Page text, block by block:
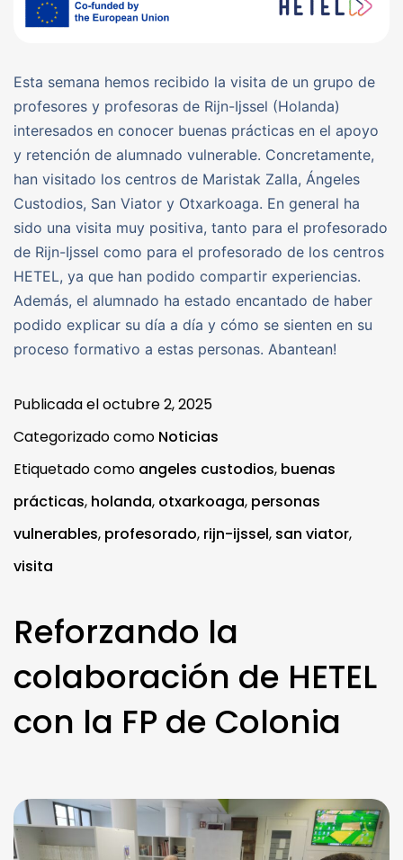
Esta semana hemos recibido la visita de un grupo de
profesores y profesoras de Rijn-Ijssel (Holanda)
interesados en conocer buenas prácticas en el apoyo
y retención de alumnado vulnerable. Concretamente,
han visitado los centros de Maristak Zalla, Ángeles
Custodios, San Viator y Otxarkoaga. En general ha
sido una visita muy positiva, tanto para el profesorado
de Rijn-Ijssel como para el profesorado de los centros
HETEL, ya que han podido compartir experiencias.
Además, el alumnado ha estado encantado de haber
podido explicar su día a día y cómo se sienten en su
proceso formativo a estas personas. Abantean!
Publicada eloctubre 2, 2025
Categorizado como Noticias
Etiquetado como angeles custodios, buenas
prácticas, holanda, otxarkoaga, personas
vulnerables, profesorado, rijn-ijssel, san viator,
visita
Reforzando la
colaboración de HETEL
con la FP de Colonia